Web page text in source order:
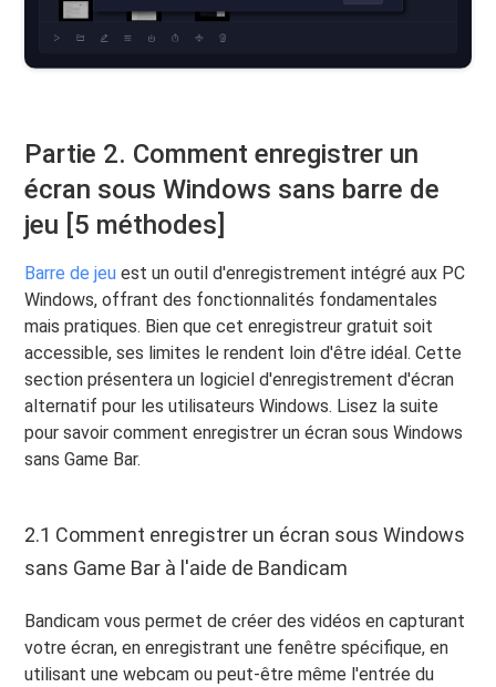
Partie 2. Comment enregistrer un
écran sous Windows sans barre de
jeu [5 méthodes]
Barre de jeu est un outil d'enregistrement intégré aux PC
Windows, offrant des fonctionnalités fondamentales
mais pratiques. Bien que cet enregistreur gratuit soit
accessible, ses limites le rendent loin d'être idéal. Cette
section présentera un logiciel d'enregistrement d'écran
alternatif pour les utilisateurs Windows. Lisez la suite
pour savoir comment enregistrer un écran sous Windows
sans Game Bar.
2.1 Comment enregistrer un écran sous Windows
sans Game Bar à l'aide de Bandicam
Bandicam vous permet de créer des vidéos en capturant
votre écran, en enregistrant une fenêtre spécifique, en
utilisant une webcam ou peut-être même l'entrée du